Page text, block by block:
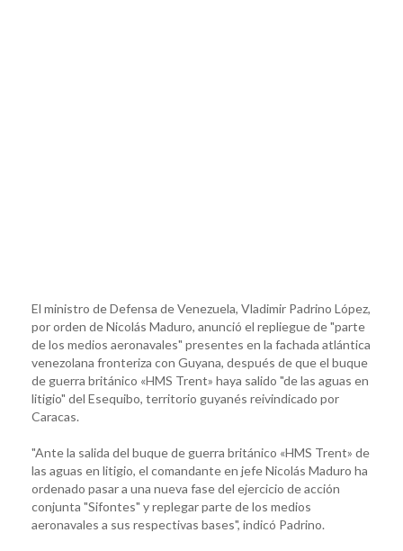
El ministro de Defensa de Venezuela, Vladimir Padrino López,
por orden de Nicolás Maduro, anunció el repliegue de "parte
de los medios aeronavales" presentes en la fachada atlántica
venezolana fronteriza con Guyana, después de que el buque
de guerra británico «HMS Trent» haya salido "de las aguas en
litigio" del Esequibo, territorio guyanés reivindicado por
Caracas.
"Ante la salida del buque de guerra británico «HMS Trent» de
las aguas en litigio, el comandante en jefe Nicolás Maduro ha
ordenado pasar a una nueva fase del ejercicio de acción
conjunta "Sifontes" y replegar parte de los medios
aeronavales a sus respectivas bases", indicó Padrino.